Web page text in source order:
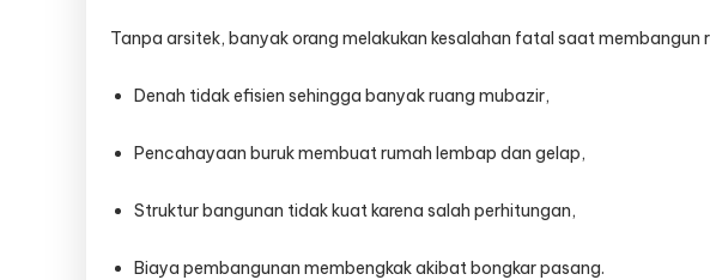
Tanpa arsitek, banyak orang melakukan kesalahan fatal saat membangun
Denah tidak efisien sehingga banyak ruang mubazir,
Pencahayaan buruk membuat rumah lembap dan gelap,
Struktur bangunan tidak kuat karena salah perhitungan,
Biaya pembangunan membengkak akibat bongkar pasang.